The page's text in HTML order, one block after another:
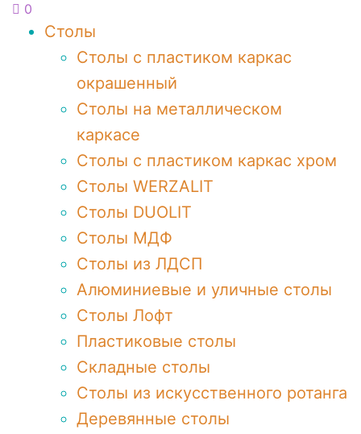
0
Столы
Столы с пластиком каркас
окрашенный
Столы на металлическом
каркасе
Столы с пластиком каркас хром
Столы WERZALIT
Столы DUOLIT
Столы МДФ
Столы из ЛДСП
Алюминиевые и уличные столы
Столы Лофт
Пластиковые столы
Складные столы
Столы из искусственного ротанга
Деревянные столы